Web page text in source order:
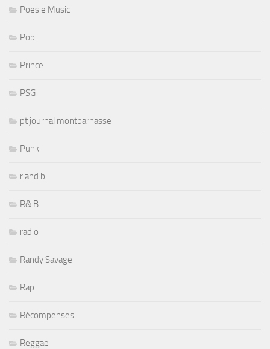
Poesie Music
Pop
Prince
PSG
pt journal montparnasse
Punk
r and b
R& B
radio
Randy Savage
Rap
Récompenses
Reggae